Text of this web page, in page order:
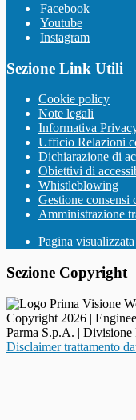
Facebook
Youtube
Instagram
Sezione Link Utili
Cookie policy
Note legali
Informativa
Ufficio Relazioni
Dichiarazione di
Obiettivi di
Whistleblowing
Gestione consensi
Amministrazione
Pagina visualizzata
Sezione Copyright
Copyright 2026 |
Parma S.p.A. |
Disclaimer trattamento